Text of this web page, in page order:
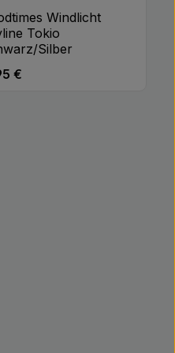
um
oder benutze
gewünschten
Windlicht
Tokio
Silber
Preis:
€